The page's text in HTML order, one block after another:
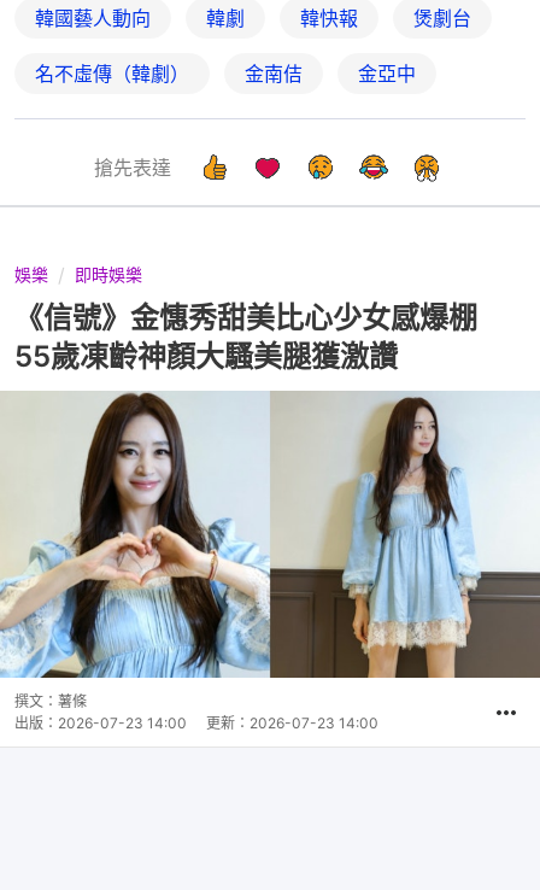
韓國藝人動向 韓劇 韓快報 煲劇台
名不虛傳（韓劇） 金南佶 金亞中
搶先表達
娛樂 即時娛樂
《信號》金憓秀甜美比心少女感爆棚
55歲凍齡神顏大騷美腿獲激讚
撰文： 薯條
出版： 2026-07-23 14:00 更新： 2026-07-23 14:00